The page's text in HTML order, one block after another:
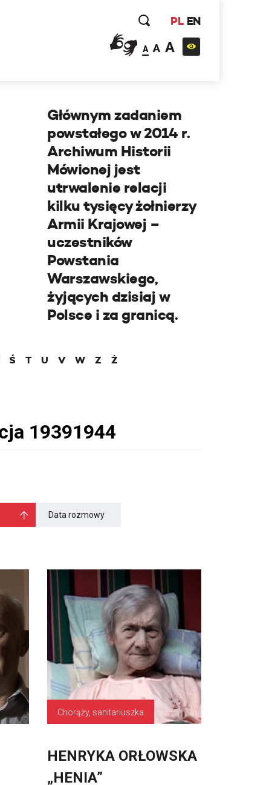
PL EN
A A A
Głównym zadaniem
powstałego w 2014 r.
Archiwum Historii
Mówionej jest
utrwalenie relacji
kilku tysięcy żołnierzy
Armii Krajowej –
uczestników
Powstania
Warszawskiego,
żyjących dzisiaj w
Polsce i za granicą.
Ś T U V W Z
Ż
Data rozmowy
Chorąży, sanitariuszka
HENRYKA ORŁOWSKA
„HENIA”